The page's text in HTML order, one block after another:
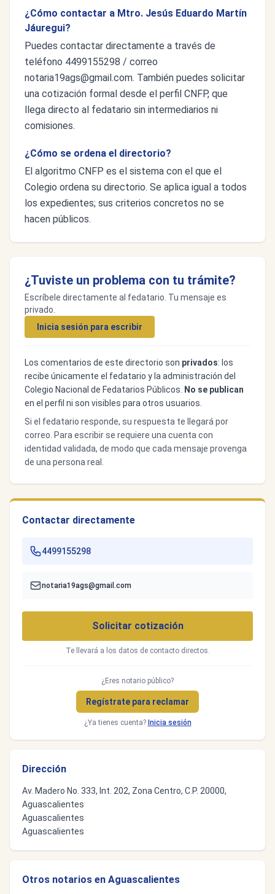
¿Cómo contactar a Mtro. Jesús Eduardo Martín
Jáuregui?
Puedes contactar directamente a través de
teléfono 4499155298 / correo
notaria19ags@gmail.com. También puedes solicitar
una cotización formal desde el perfil CNFP, que
llega directo al fedatario sin intermediarios ni
comisiones.
¿Cómo se ordena el directorio?
El algoritmo CNFP es el sistema con el que el
Colegio ordena su directorio. Se aplica igual a todos
los expedientes; sus criterios concretos no se
hacen públicos.
¿Tuviste un problema con tu trámite?
Escríbele directamente al fedatario. Tu mensaje es
privado.
Inicia sesión para escribir
Los comentarios de este directorio son privados: los
recibe únicamente el fedatario y la administración del
Colegio Nacional de Fedatarios Públicos.
No se publican
en el perfil ni son visibles para otros usuarios.
Si el fedatario responde, su respuesta te llegará por
correo. Para escribir se requiere una cuenta con
identidad validada, de modo que cada mensaje provenga
de una persona real.
Contactar directamente
4499155298
notaria19ags@gmail.com
Solicitar cotización
Te llevará a los datos de contacto directos.
¿Eres notario público?
Regístrate para reclamar
¿Ya tienes cuenta? Inicia sesión
Dirección
Av. Madero No. 333, Int. 202, Zona Centro, C.P. 20000,
Aguascalientes
Aguascalientes
Aguascalientes
Otros notarios en Aguascalientes